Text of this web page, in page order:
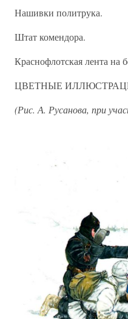
Нашивки политрука.
Штат комендора.
Краснофлотская лента на
ЦВЕТНЫЕ
(Рис. А. Русанова, при